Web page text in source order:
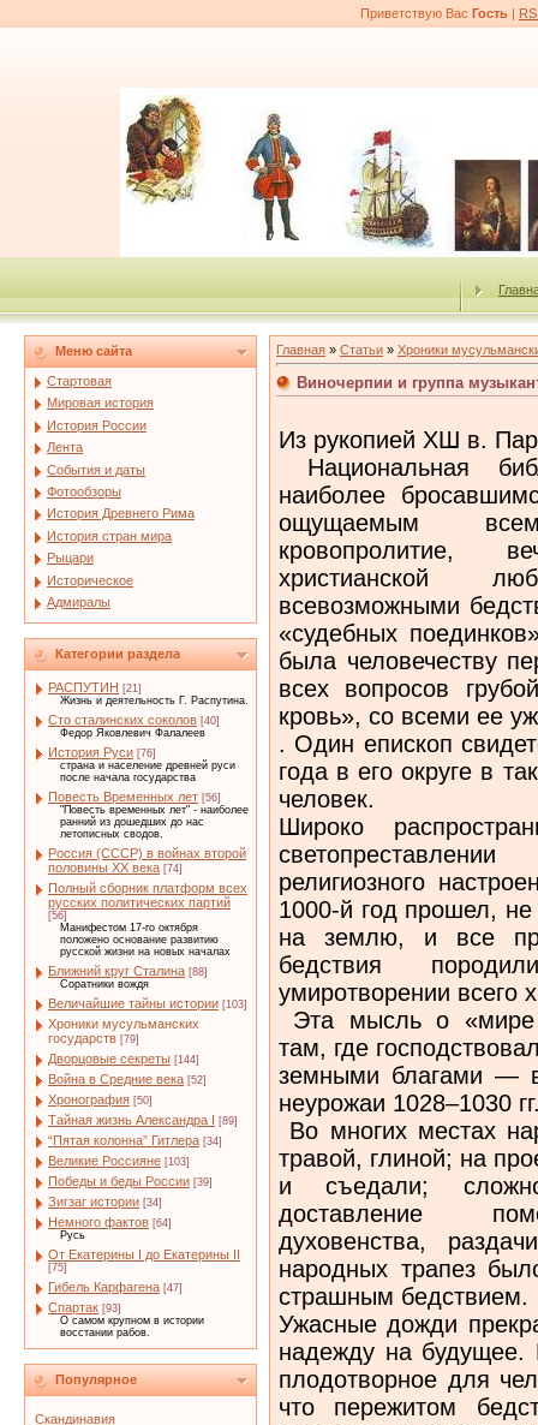
Приветствую Вас Гость |
Меню сайта
Стартовая
Мировая история
История России
Лента
События и даты
Фотообзоры
История Древнего Рима
История стран мира
Рыцари
Историческое
Адмиралы
Категории раздела
РАСПУТИН [21]
Жизнь и деятельность Г. Распутина.
Сто сталинских соколов [40]
Федор Яковлевич Фалалеев
История Руси [76]
страна и население древней руси
после начала государства
Повесть Временных лет [56]
"Повесть временных лет" - наиболее
ранний из дошедших до нас
летописных сводов.
Россия (СССР) в войнах второй
половины XX века [74]
Полный сборник платформ всех
русских политических партий
[56]
Манифестом 17-го октября
положено основание развитию
русской жизни на новых началах
Ближний круг Сталина [88]
Соратники вождя
Величайшие тайны истории [103]
Хроники мусульманских
государств [79]
Дворцовые секреты [144]
Война в Средние века [52]
Хронография [50]
Тайная жизнь Александра I [89]
“Пятая колонна” Гитлера [34]
Великие Россияне [103]
Победы и беды России [39]
Зигзаг истории [34]
Немного фактов [64]
Русь
От Екатерины I до Екатерины II
[75]
Гибель Карфагена [47]
Спартак [93]
О самом крупном в истории
восстании рабов.
Популярное
Скандинавия
Главная » Статьи » Хроники
Виночерпии и группа
Из pукопией ХШ в.
Национальная
наиболее
ощущаемым
кровопролитие,
христианской
всевозможными
«судебных
была человечеству
всех вопросов
кровь», со всеми ее
. Один епископ
года в его округе в
человек.
Широко
религиозного
1000-й год прошел, не
на землю, и все
бедствия
умиротворении всего
Эта мысль о «мире
там, где
земными благами —
неурожаи 1028–1030
Во многих местах
травой, глиной; на
и съедали;
доставление
духовенства,
народных трапез
страшным бедствием.
Ужасные дожди
надежду на
плодотворное для
что пережитом